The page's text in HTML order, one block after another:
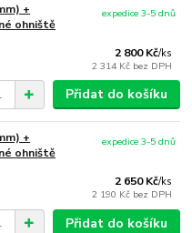
+
ohniště
2 800 Kč/ks
2 314 Kč bez DPH
expedice 3-5 dnů
Přidat do košíku
+
ohniště
2 650 Kč/ks
2 190 Kč bez DPH
expedice 3-5 dnů
Přidat do košíku